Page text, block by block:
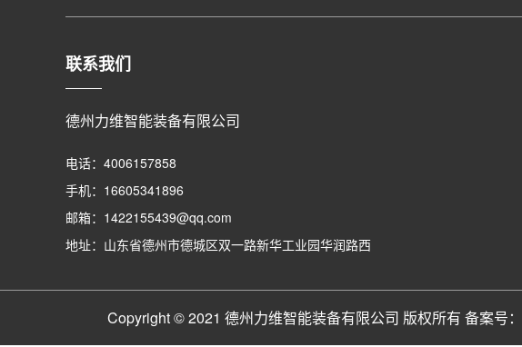
联系我们
德州力维智能装备有限公司
电话：4006157858
手机：16605341896
邮箱：1422155439@qq.com
地址：山东省德州市德城区双一路新华工业园华润路西
Copyright © 2021 德州力维智能装备有限公司 版权所有 备案号：